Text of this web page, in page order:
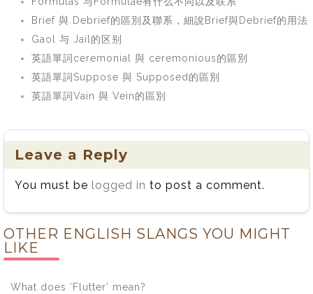
Brief 與 Debrief的區別及聯系，細說Brief與Debrief的用法
Gaol 与 Jail的区别
英語單詞ceremonial 與 ceremonious的區別
英語單詞Suppose 與 Supposed的區別
英語單詞Vain 與 Vein的區別
Leave a Reply
You must be logged in to post a comment.
OTHER ENGLISH SLANGS YOU MIGHT
LIKE
What does ‘Flutter’ mean?